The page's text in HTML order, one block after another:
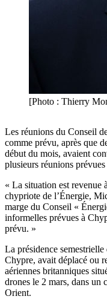
[Photo : Thierry
Les réunions du Conseil
comme prévu, après que
début du mois, avaient
plusieurs réunions
« La situation est revenue
chypriote de l’Énergie,
marge du Conseil «
informelles prévues à
prévu. »
La présidence
Chypre, avait déplacé ou
aériennes britanniques
drones le 2 mars, dans un
Orient.